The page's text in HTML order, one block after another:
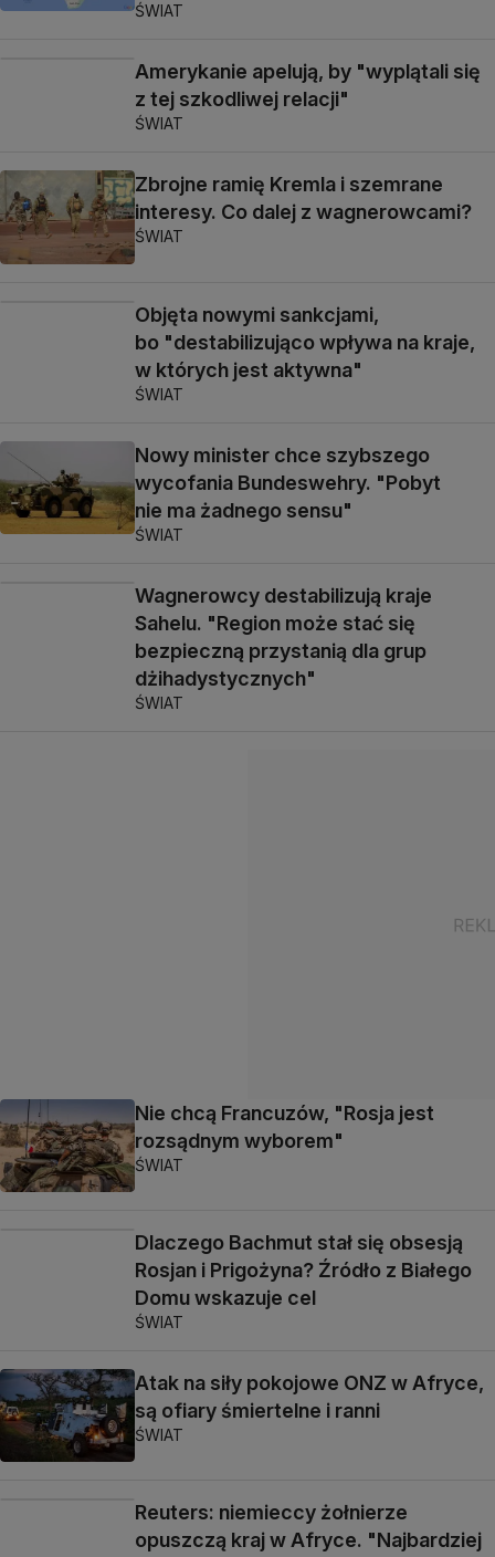
ŚWIAT
Amerykanie apelują, by "wyplątali się
z tej szkodliwej relacji"
ŚWIAT
Zbrojne ramię Kremla i szemrane
interesy. Co dalej z wagnerowcami?
ŚWIAT
Objęta nowymi sankcjami,
bo "destabilizująco wpływa na kraje,
w których jest aktywna"
ŚWIAT
Nowy minister chce szybszego
wycofania Bundeswehry. "Pobyt
nie ma żadnego sensu"
ŚWIAT
Wagnerowcy destabilizują kraje
Sahelu. "Region może stać się
bezpieczną przystanią dla grup
dżihadystycznych"
ŚWIAT
Nie chcą Francuzów, "Rosja jest
rozsądnym wyborem"
ŚWIAT
Dlaczego Bachmut stał się obsesją
Rosjan i Prigożyna? Źródło z Białego
Domu wskazuje cel
ŚWIAT
Atak na siły pokojowe ONZ w Afryce,
są ofiary śmiertelne i ranni
ŚWIAT
Reuters: niemieccy żołnierze
opuszczą kraj w Afryce. "Najbardziej